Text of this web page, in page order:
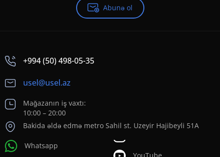
Abunə ol
+994 (50) 498-05-35
usel@usel.az
Mağazanın iş vaxtı:
10:00 – 20:00
Bakida əldə edmə metro Sahil st. Uzeyir Hajibeyli 51A
Whatsapp